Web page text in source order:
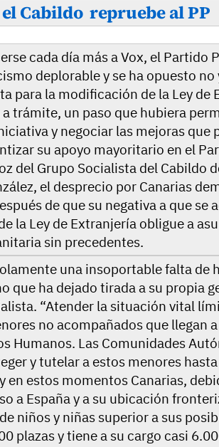
el Cabildo repruebe al PP
cada día más a Vox, el Partido
deplorable y se ha opuesto no
para la modificación de la Ley de
trámite, un paso que hubiera
y negociar las mejoras que
su apoyo mayoritario en el
del Grupo Socialista del Cabildo
el desprecio por Canarias
de que su negativa a que se
la Ley de Extranjería obligue a
sin precedentes.
una insoportable falta de
que ha dejado tirada a su propia
“Atender la situación vital
no acompañados que llegan
Humanos. Las Comunidades
y tutelar a estos menores
en estos momentos Canarias,
a España y a su ubicación
niños y niñas superior a sus
plazas y tiene a su cargo casi